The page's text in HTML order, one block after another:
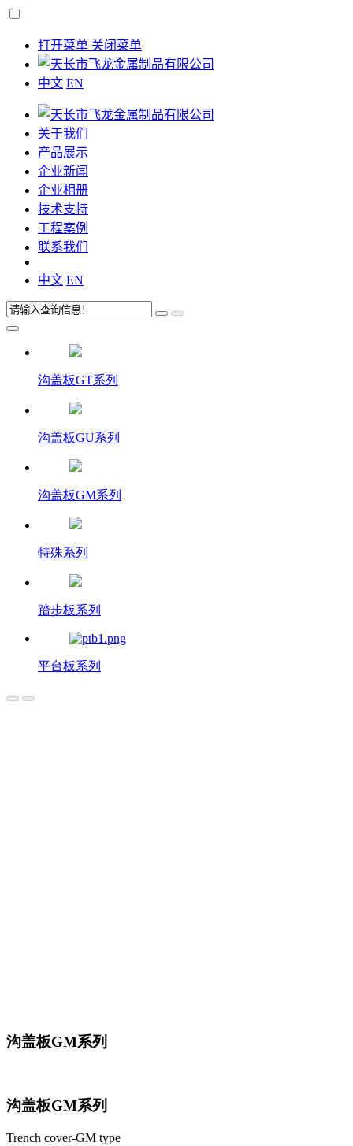
打开菜单 关闭菜单
中文 EN
关于我们
产品展示
企业新闻
企业相册
技术支持
工程案例
联系我们
中文 EN
沟盖板GT系列
沟盖板GU系列
沟盖板GM系列
特殊系列
踏步板系列
平台板系列
沟盖板GM系列
沟盖板GM系列
Trench cover-GM type